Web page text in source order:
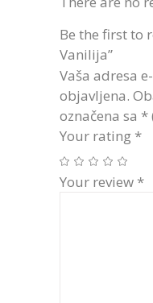
Be the first to
Vanilija”
Vaša adresa
objavljena.
označena sa *
Your rating *
Your review *